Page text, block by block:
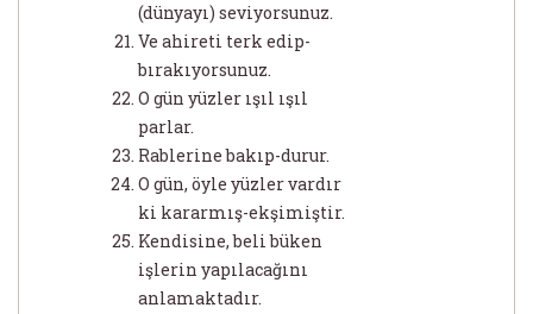
(dünyayı) seviyorsunuz.
Ve ahireti terk edip-
bırakıyorsunuz.
O gün yüzler ışıl ışıl
parlar.
Rablerine bakıp-durur.
O gün, öyle yüzler vardır
ki kararmış-ekşimiştir.
Kendisine, beli büken
işlerin yapılacağını
anlamaktadır.